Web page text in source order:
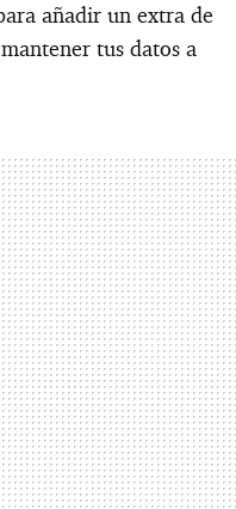
añadir un extra de
tus datos a